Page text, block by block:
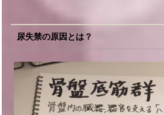
尿失禁の原因とは？